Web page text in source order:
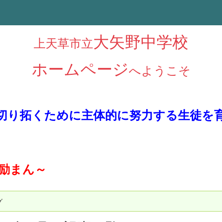
上天草市立大矢野中学校
ホームページへようこそ
り拓くために主体的に努力する生徒を
まん～